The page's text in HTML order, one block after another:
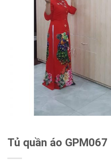
Tủ quần áo GPM067